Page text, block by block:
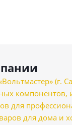
(г.
компонентов,
для
для дома и